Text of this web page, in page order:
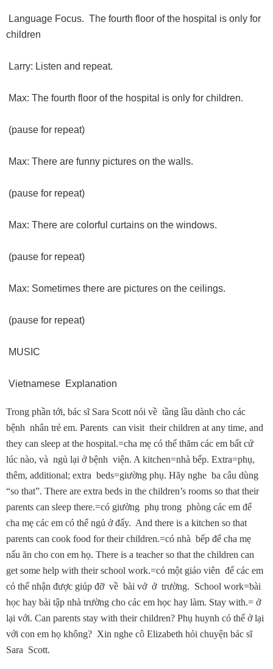
Language Focus. The fourth floor of the hospital is only for
children
Larry: Listen and repeat.
Max: The fourth floor of the hospital is only for children.
(pause for repeat)
Max: There are funny pictures on the walls.
(pause for repeat)
Max: There are colorful curtains on the windows.
(pause for repeat)
Max: Sometimes there are pictures on the ceilings.
(pause for repeat)
MUSIC
Vietnamese Explanation
Trong phần tới, bác sĩ Sara Scott nói về tầng lầu dành cho các
bệnh nhân trẻ em. Parents can visit their children at any time, and
they can sleep at the hospital.=cha mẹ có thể thăm các em bất cứ
lúc nào, và ngủ lại ở bệnh viện. A kitchen=nhà bếp. Extra=phụ,
thêm, additional; extra beds=giường phụ. Hãy nghe ba câu dùng
“so that”. There are extra beds in the children’s rooms so that their
parents can sleep there.=có giường phụ trong phòng các em để
cha mẹ các em có thể ngủ ở đấy. And there is a kitchen so that
parents can cook food for their children.=có nhà bếp để cha mẹ
nấu ăn cho con em họ. There is a teacher so that the children can
get some help with their school work.=có một giáo viên để các em
có thể nhận được giúp đỡ về bài vở ở trường. School work=bài
học hay bài tập nhà trường cho các em học hay làm. Stay with.= ở
lại với. Can parents stay with their children? Phụ huynh có thể ở lại
với con em họ không? Xin nghe cô Elizabeth hỏi chuyện bác sĩ
Sara Scott.